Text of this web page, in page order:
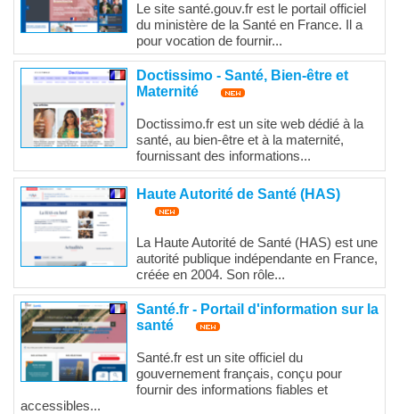
Le site santé.gouv.fr est le portail officiel
du ministère de la Santé en France. Il a
pour vocation de fournir...
Doctissimo - Santé, Bien-être et
Maternité
Doctissimo.fr est un site web dédié à la
santé, au bien-être et à la maternité,
fournissant des informations...
Haute Autorité de Santé (HAS)
La Haute Autorité de Santé (HAS) est une
autorité publique indépendante en France,
créée en 2004. Son rôle...
Santé.fr - Portail d'information sur la
santé
Santé.fr est un site officiel du
gouvernement français, conçu pour
fournir des informations fiables et
accessibles...